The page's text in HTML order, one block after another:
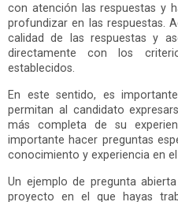
con atención las respuestas y
profundizar en las respuestas.
calidad de las respuestas y
directamente con los
establecidos.
En este sentido, es
permitan al candidato
más completa de su
importante hacer preguntas
conocimiento y experiencia en
Un ejemplo de pregunta
proyecto en el que hayas